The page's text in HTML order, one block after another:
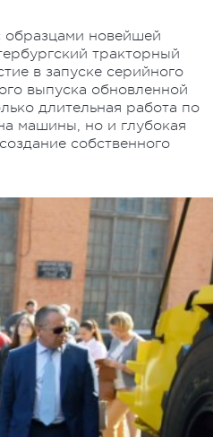
образцами новейшей
тракторный
в запуске серийного
выпуска обновленной
длительная работа по
машины, но и глубокая
собственного